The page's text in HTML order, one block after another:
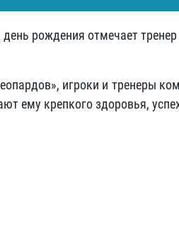
рождения отмечает
игроки и тренеры
ему крепкого здоровья,